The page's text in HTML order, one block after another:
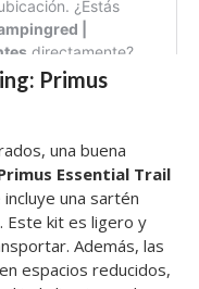
Primus
una buena
Essential Trail
una sartén
Este kit es ligero y
Además, las
espacios reducidos,